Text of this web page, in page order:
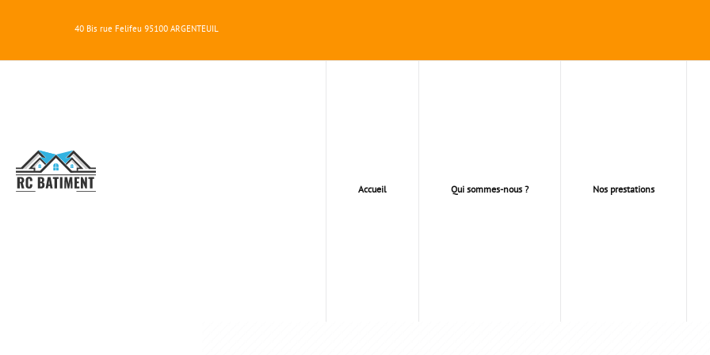
40 Bis rue Felifeu 95100 ARGENTEUIL
RC
BATIMENT
Accueil Qui sommes-nous ? Nos prestations